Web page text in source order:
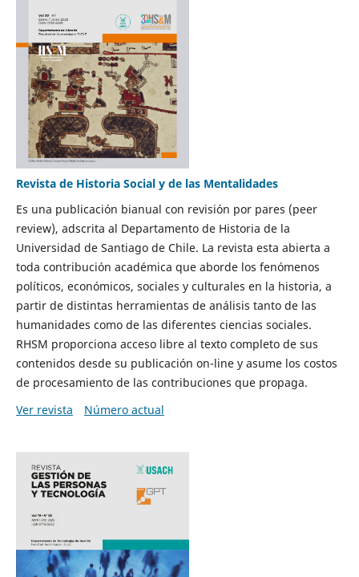
Revista de Historia Social y de las Mentalidades
Es una publicación bianual con revisión por pares (peer
review), adscrita al Departamento de Historia de la
Universidad de Santiago de Chile. La revista esta abierta a
toda contribución académica que aborde los fenómenos
políticos, económicos, sociales y culturales en la historia, a
partir de distintas herramientas de análisis tanto de las
humanidades como de las diferentes ciencias sociales.
RHSM proporciona acceso libre al texto completo de sus
contenidos desde su publicación on-line y asume los costos
de procesamiento de las contribuciones que propaga.
Ver revista
Número actual